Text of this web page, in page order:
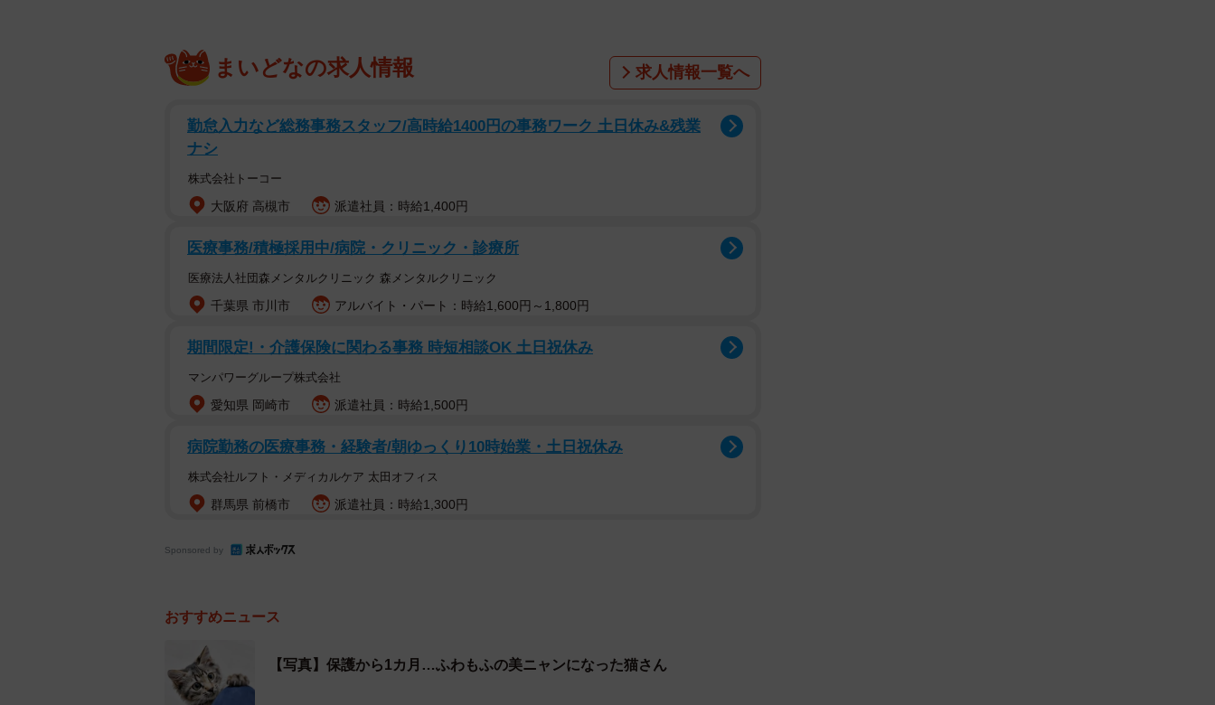
発見時、ガリガリに痩せていたルナちゃん（画像提供：なちゅふぉとさん）
2024年9月19日、飼い主さん夫婦は早朝から山歩きに出かけました。当初の予定では滝探し
もするつもりでしたが、気温がどんどん上昇し、あきらめて帰ることに。車で山を下りてい
はなく、とてもお腹をすかせているようでした。それが、ルナとの出会いです」
まいどなの求人情報 求人情報一覧へ
勤怠入力など総務事務スタッフ/高時給1400円の事務ワーク 土日休み&残業
ナシ
株式会社トーコー
大阪府 高槻市 派遣社員：時給1,400円
医療事務/積極採用中/病院・クリニック・診療所
医療法人社団森メンタルクリニック 森メンタルクリニック
千葉県 市川市 アルバイト・パート：時給1,600円～1,800円
期間限定!・介護保険に関わる事務 時短相談OK 土日祝休み
マンパワーグループ株式会社
愛知県 岡崎市 派遣社員：時給1,500円
病院勤務の医療事務・経験者/朝ゆっくり10時始業・土日祝休み
株式会社ルフト・メディカルケア 太田オフィス
群馬県 前橋市 派遣社員：時給1,300円
Sponsored by
おすすめニュース
【写真】保護から1カ月…ふわもふの美ニャンになった猫さん